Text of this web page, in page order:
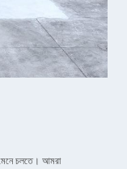
মেনে চলতে। আমরা